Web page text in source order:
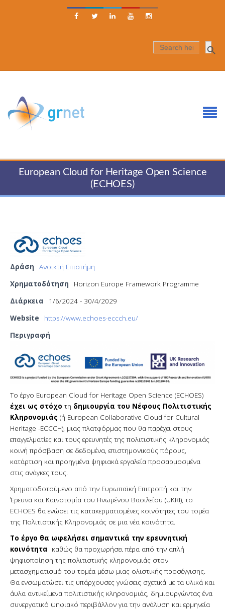
    
European Cloud for Heritage Open Science
(ECHOES)
Δράση
Ανοικτή Επιστήμη
Χρηματοδότηση
Horizon Europe Framework Programme
Διάρκεια
1/6/2024 - 30/4/2029
Website
https://www.echoes-eccch.eu/
Περιγραφή
Το έργο European Cloud for Heritage Open Science (ECHOES)
έχει ως στόχο τη δημιουργία του Νέφους Πολιτιστικής
Κληρονομιάς (ή European Collaborative Cloud for Cultural
Heritage -ECCCH), μιας πλατφόρμας που θα παρέχει στους
επαγγελματίες και τους ερευνητές της πολιτιστικής κληρονομιάς
κοινή πρόσβαση σε δεδομένα, επιστημονικούς πόρους,
κατάρτιση και προηγμένα ψηφιακά εργαλεία προσαρμοσμένα
στις ανάγκες τους.
Χρηματοδοτούμενο από την Ευρωπαϊκή Επιτροπή και την
Έρευνα και Καινοτομία του Ηνωμένου Βασιλείου (UKRI), το
ECHOES θα ενώσει τις κατακερματισμένες κοινότητες του τομέα
της Πολιτιστικής Κληρονομιάς σε μια νέα κοινότητα.
Το έργο θα ωφελήσει σημαντικά την ερευνητική
κοινότητα καθώς θα προχωρήσει πέρα από την απλή
ψηφιοποίηση της πολιτιστικής κληρονομιάς στον
μετασχηματισμό του τομέα μέσω μιας ολιστικής προσέγγισης.
Θα ενσωματώσει τις υπάρχουσες γνώσεις σχετικά με τα υλικά και
άυλα αντικείμενα πολιτιστικής κληρονομιάς, δημιουργώντας ένα
συνεργατικό ψηφιακό περιβάλλον για την ανάλυση και ερμηνεία